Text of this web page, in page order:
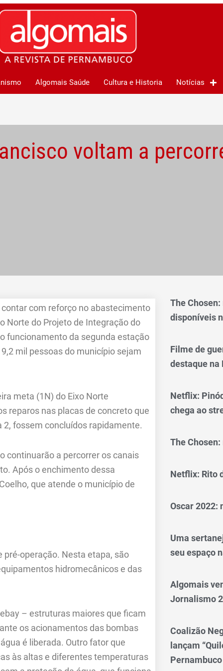
Algomais Saúde Cultura e Historia Notícias
voltam a
com reforço no abastecimento
Norte do Projeto de Integração do
funcionamento da segunda estação
mil pessoas do município sejam
meta (1N) do Eixo Norte
reparos nas placas de concreto que
fossem concluídos rapidamente.
continuarão a percorrer os canais
Após o enchimento dessa
que atende o município de
pré-operação. Nesta etapa, são
hidromecânicos e das
– estruturas maiores que ficam
os acionamentos das bombas
é liberada. Outro fator que
às altas e diferentes temperaturas
The
disponíveis
Filme de
destaque na
Netflix:
chega ao
The
Netflix: Rito
Oscar 2022:
Uma
seu espaço
Algomais
Jornalismo
Coalizão
lançam
Pernambuco